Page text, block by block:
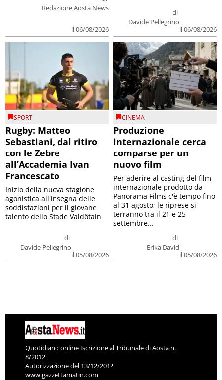
Redazione Aosta News
il 06/08/2026
di
Davide Pellegrino
il 06/08/2026
SPORT
Rugby: Matteo
Sebastiani, dal ritiro
con le Zebre
all’Accademia Ivan
Francescato
di
Davide Pellegrino
il 05/08/2026
Inizio della nuova stagione
agonistica all'insegna delle
soddisfazioni per il giovane
talento dello Stade Valdôtain
CINEMA
Produzione
internazionale cerca
comparse per un
nuovo film
di
Erika David
il 05/08/2026
Per aderire al casting del film
internazionale prodotto da
Panorama Films c'è tempo fino
al 31 agosto; le riprese si
terranno tra il 21 e 25
settembre...
Quotidiano online Iscrizione al Tribunale di Aosta n.
8/2012
Autorizzazione del 13/12/2012
www.gazzettamatin.com